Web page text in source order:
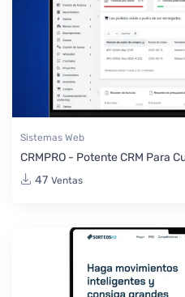
Sistemas Web
CRMPRO - Potente CRM Para
47 Ventas